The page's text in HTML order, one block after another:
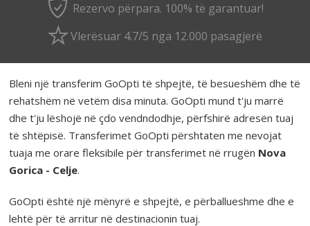
Rezervo përpara. 100% të garantuar!
Vlerësuar 4.7/5 nga 12.000 pasagjerë
Bleni një transferim GoOpti të shpejtë, të besueshëm dhe të
rehatshëm në vetëm disa minuta. GoOpti mund t'ju marrë
dhe t'ju lëshojë në çdo vendndodhje, përfshirë adresën tuaj
të shtëpisë. Transferimet GoOpti përshtaten me nevojat
tuaja me orare fleksibile për transferimet në rrugën Nova
Gorica - Celje.
GoOpti është një mënyrë e shpejtë, e përballueshme dhe e
lehtë për të arritur në destinacionin tuaj.